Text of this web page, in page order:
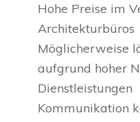
Hohe Preise im
Architekturbüros
Möglicherweise
aufgrund hoher
Dienstleistungen
Kommunikation